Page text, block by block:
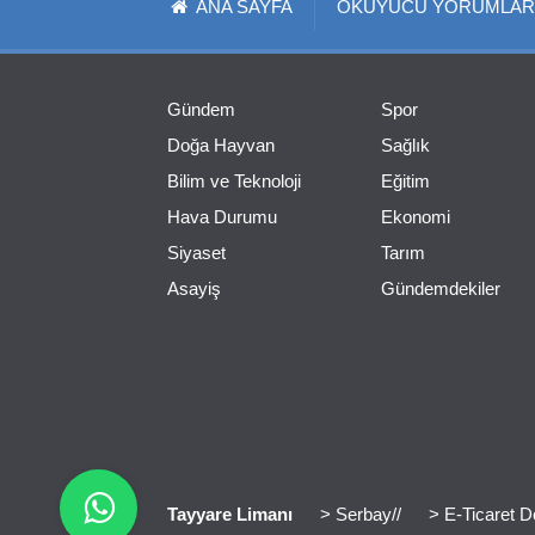
ANA SAYFA OKUYUCU
Gündem
Doğa Hayvan
Bilim ve Teknoloji
Hava Durumu
Siyaset
Asayiş
Spor
Sağlık
Eğitim
Ekonomi
Tarım
Gündemdekiler
Tayyare Limanı > Serbay// > E-Ticaret